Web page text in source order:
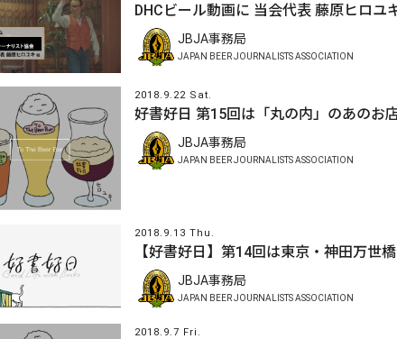
DHCビール動画に 当会代表 藤原ヒロユ
JBJA事務局
JAPAN BEER JOURNALISTS ASSOCIATION
2018.9.22 Sat.
好書好日 第15回は「丸の内」のあのお
JBJA事務局
JAPAN BEER JOURNALISTS ASSOCIATION
2018.9.13 Thu.
【好書好日】第14回は東京・神田万世
JBJA事務局
JAPAN BEER JOURNALISTS ASSOCIATION
2018.9.7 Fri.